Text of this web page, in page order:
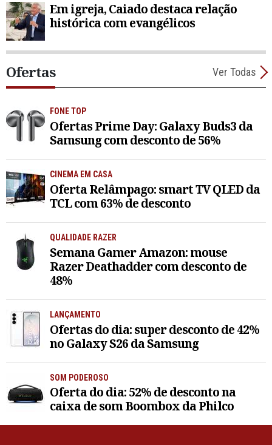
Em igreja, Caiado destaca relação
histórica com evangélicos
Ofertas Ver Todas
FONE TOP
Ofertas Prime Day: Galaxy Buds3 da
Samsung com desconto de 56%
CINEMA EM CASA
Oferta Relâmpago: smart TV QLED da
TCL com 63% de desconto
QUALIDADE RAZER
Semana Gamer Amazon: mouse
Razer Deathadder com desconto de
48%
LANÇAMENTO
Ofertas do dia: super desconto de 42%
no Galaxy S26 da Samsung
SOM PODEROSO
Oferta do dia: 52% de desconto na
caixa de som Boombox da Philco